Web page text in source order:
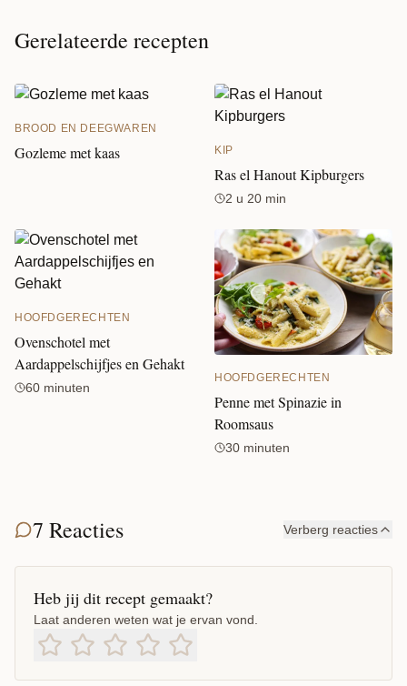
Gerelateerde recepten
BROOD EN DEEGWAREN
Gozleme met kaas KIP
Ras el Hanout Kipburgers
2 u 20 min
HOOFDGERECHTEN
Ovenschotel met
Aardappelschijfjes en Gehakt
60 minuten
HOOFDGERECHTEN
Penne met Spinazie in
Roomsaus
30 minuten
7 Reacties Verberg reacties
Heb jij dit recept gemaakt?
Laat anderen weten wat je ervan vond.